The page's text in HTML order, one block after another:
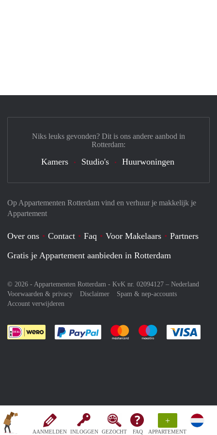
AANMELDEN INLOGGEN GEZOCHT FAQ
+
APPARTEMENT
Op Appartementen Rotterdam vind en verhuur je makkelijk je
Appartement
Over ons Contact Faq Voor Makelaars
Partners
Gratis je Appartement aanbieden in Rotterdam
© 2026 - Appartementen Rotterdam - KvK nr. 02094127 – Nederland
Voorwaarden & privacy
Disclaimer
Spam & nep-accounts
Account verwijderen
Je rekent gemakkelijk af met Paypal
Je rekent gemakkelijk af met
Je rekent
Niks leuks gevonden? Dit is ons andere aanbod in
Rotterdam:
Kamers Studio's Huurwoningen